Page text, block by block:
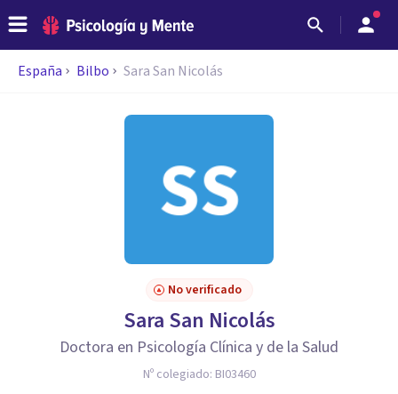
España Bilbo Sara San Nicolás
No verificado
Sara San Nicolás
Doctora en Psicología Clínica y de la Salud
Nº colegiado: BI03460